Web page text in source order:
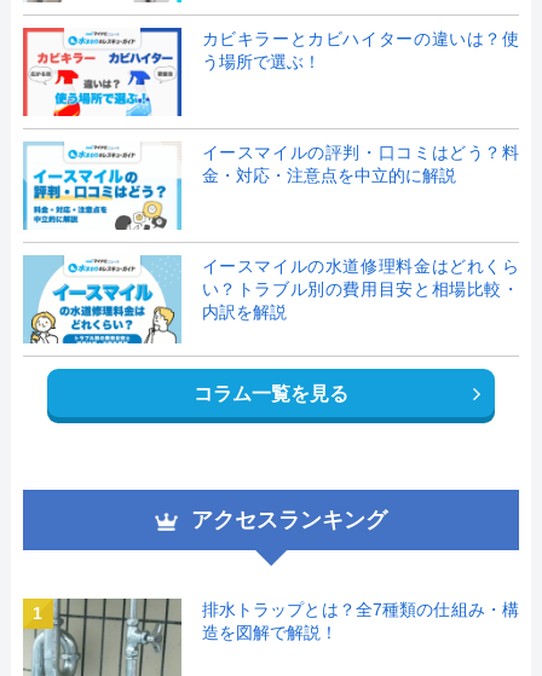
カビキラーとカビハイターの違いは？使
う場所で選ぶ！
イースマイルの評判・口コミはどう？料
金・対応・注意点を中立的に解説
イースマイルの水道修理料金はどれくら
い？トラブル別の費用目安と相場比較・
内訳を解説
コラム一覧を見る
アクセスランキング
1
排水トラップとは？全7種類の仕組み・構
造を図解で解説！